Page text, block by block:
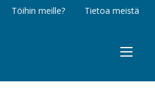
Tietoa meistä
Töihin meille?